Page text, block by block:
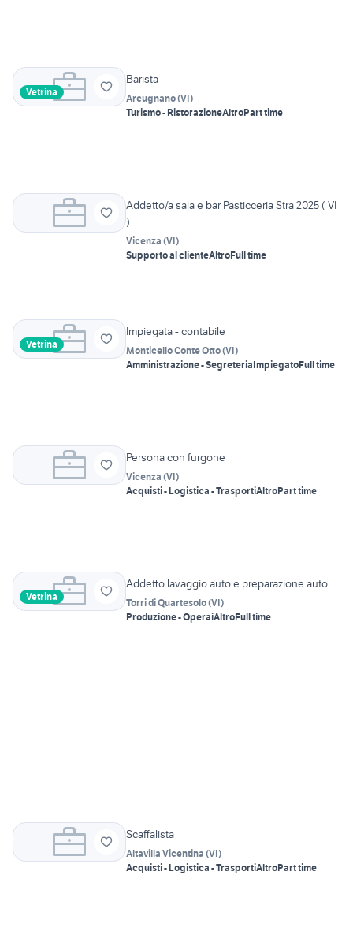
Vetrina
Barista
Arcugnano(VI)
Turismo - RistorazioneAltroPart time
Addetto/a sala e bar Pasticceria Stra 2025 ( VI
)
Vicenza (VI)
Supporto al clienteAltroFull time
Vetrina
Impiegata - contabile
Monticello Conte Otto(VI)
Amministrazione - SegreteriaImpiegatoFull time
Persona con furgone
Vicenza (VI)
Acquisti - Logistica - TrasportiAltroPart time
Vetrina
Addetto lavaggio auto e preparazione auto
Torri di Quartesolo(VI)
Produzione - OperaiAltroFull time
Scaffalista
Altavilla Vicentina (VI)
Acquisti - Logistica - TrasportiAltroPart time